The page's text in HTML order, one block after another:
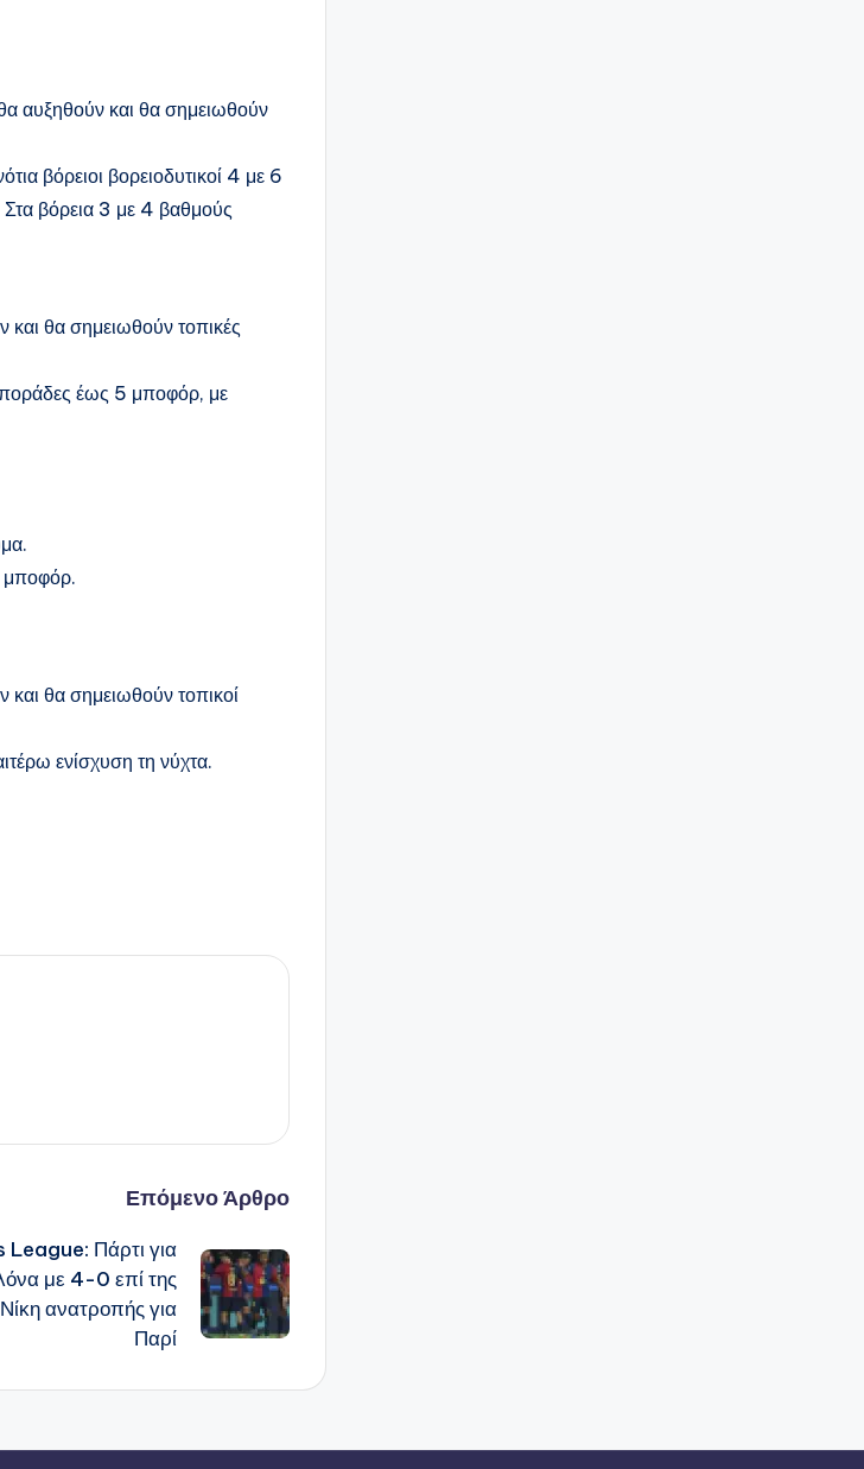
αυξηθούν και θα σημειωθούν
βόρειοι βορειοδυτικοί 4 με 6
βόρεια 3 με 4 βαθμούς
και θα σημειωθούν τοπικές
Σποράδες έως 5 μποφόρ, με
μποφόρ.
και θα σημειωθούν τοπικοί
ενίσχυση τη νύχτα.
Επόμενο Άρθρο
Πάρτι για
με 4-0 επί της
ανατροπής για
Παρί